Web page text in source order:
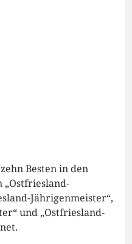
Besten in den
Jährigenmeister“,
und „Ostfriesland-